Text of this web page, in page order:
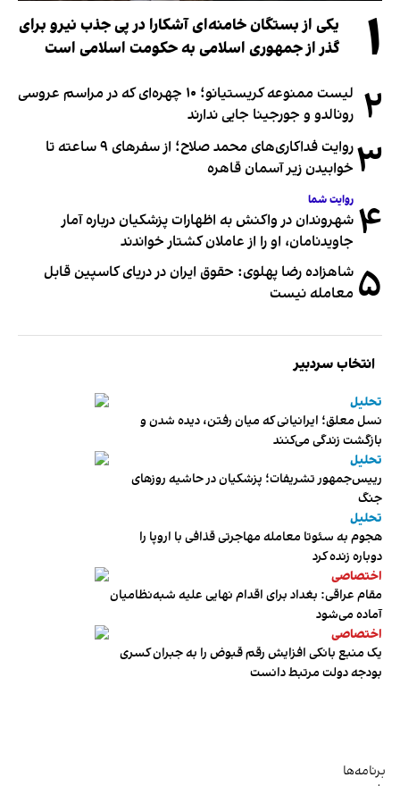
۱
یکی از بستگان خامنه‌ای آشکارا در پی جذب نیرو برای
گذر از جمهوری اسلامی به حکومت اسلامی است
۲
لیست ممنوعه کریستیانو؛ ۱۰ چهره‌ای که در مراسم عروسی
رونالدو و جورجینا جایی ندارند
۳
روایت فداکاری‌های محمد صلاح؛ از سفرهای ۹ ساعته تا
خوابیدن زیر آسمان قاهره
۴ روایت شما
شهروندان در واکنش به اظهارات پزشکیان درباره آمار
جاویدنامان، او را از عاملان کشتار خواندند
۵ شاهزاده رضا پهلوی: حقوق ایران در دریای کاسپین قابل
معامله نیست
انتخاب سردبیر
تحلیل
نسل معلق؛ ایرانیانی که میان رفتن، دیده شدن و
بازگشت زندگی می‌کنند
تحلیل
رییس‌جمهور تشریفات؛ پزشکیان در حاشیه روزهای
جنگ
تحلیل
هجوم به سئوتا معامله مهاجرتی قذافی با اروپا را
دوباره زنده کرد
اختصاصی
مقام عراقی: بغداد برای اقدام نهایی علیه شبه‌نظامیان
آماده می‌شود
اختصاصی
یک منبع بانکی افزایش رقم قبوض را به جبران کسری
بودجه دولت مرتبط دانست
برنامه‌ها